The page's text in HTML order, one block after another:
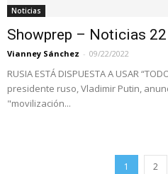
Noticias
Showprep – Noticias
Vianney Sánchez - 09/22/2022
RUSIA ESTÁ DISPUESTA A USAR
presidente ruso, Vladimir Putin,
"movilización...
1 2